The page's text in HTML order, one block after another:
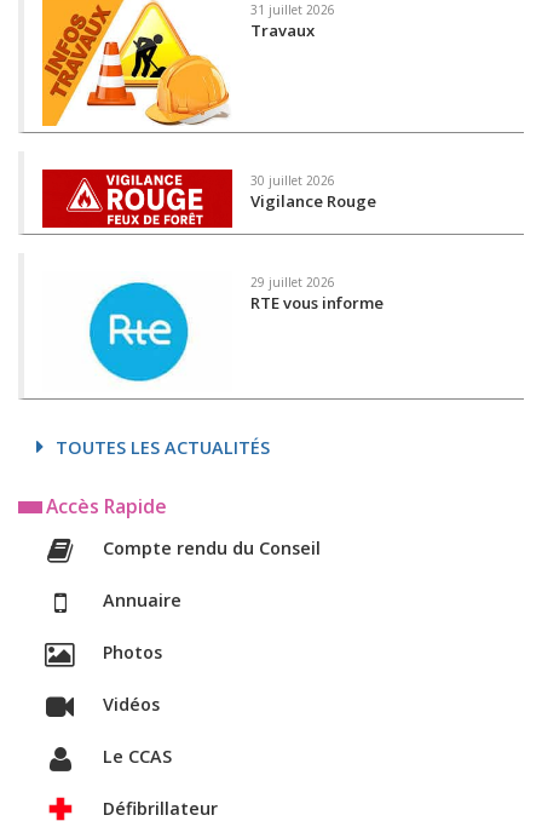
31 juillet 2026
Travaux
30 juillet 2026
Vigilance Rouge
29 juillet 2026
RTE vous informe
TOUTES LES ACTUALITÉS
Accès Rapide
Compte rendu du Conseil
Annuaire
Photos
Vidéos
Le CCAS
Défibrillateur